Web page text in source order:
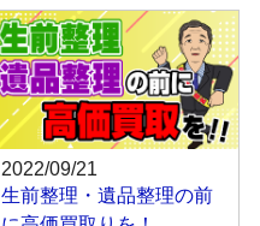
2022/09/21
生前整理・遺品整理の前